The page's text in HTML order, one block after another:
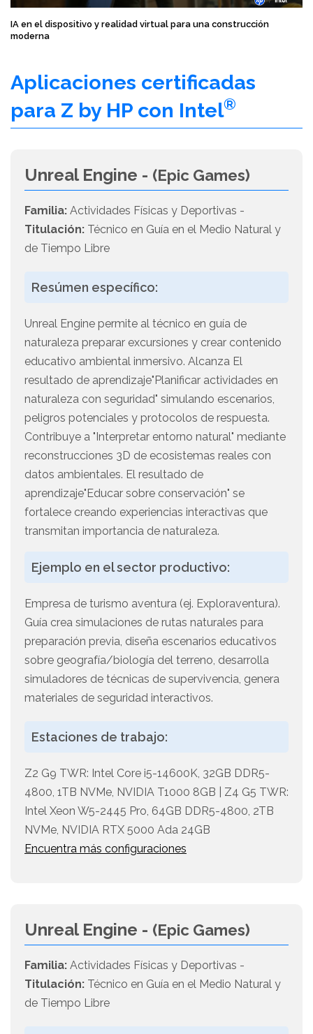
IA en el dispositivo y realidad virtual para una construcción
moderna
Aplicaciones certificadas
para Z by HP con Intel®
Unreal Engine - (Epic Games)
Familia: Actividades Físicas y Deportivas -
Titulación: Técnico en Guía en el Medio Natural y
de Tiempo Libre
Resúmen específico:
Unreal Engine permite al técnico en guía de
naturaleza preparar excursiones y crear contenido
educativo ambiental inmersivo. Alcanza El
resultado de aprendizaje"Planificar actividades en
naturaleza con seguridad" simulando escenarios,
peligros potenciales y protocolos de respuesta.
Contribuye a "Interpretar entorno natural" mediante
reconstrucciones 3D de ecosistemas reales con
datos ambientales. El resultado de
aprendizaje"Educar sobre conservación" se
fortalece creando experiencias interactivas que
transmitan importancia de naturaleza.
Ejemplo en el sector productivo:
Empresa de turismo aventura (ej. Exploraventura).
Guía crea simulaciones de rutas naturales para
preparación previa, diseña escenarios educativos
sobre geografía/biología del terreno, desarrolla
simuladores de técnicas de supervivencia, genera
materiales de seguridad interactivos.
Estaciones de trabajo:
Z2 G9 TWR: Intel Core i5-14600K, 32GB DDR5-
4800, 1TB NVMe, NVIDIA T1000 8GB | Z4 G5 TWR:
Intel Xeon W5-2445 Pro, 64GB DDR5-4800, 2TB
NVMe, NVIDIA RTX 5000 Ada 24GB
Encuentra más configuraciones
Unreal Engine - (Epic Games)
Familia: Actividades Físicas y Deportivas -
Titulación: Técnico en Guía en el Medio Natural y
de Tiempo Libre